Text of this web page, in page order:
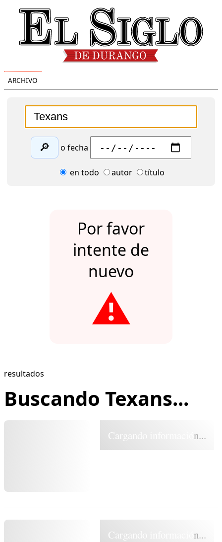
ARCHIVO
🔎 o fecha
en todo autor título
Por favor
intente de
nuevo
⚠️
resultados
Buscando Texans...
Cargando información...
Cargando información...